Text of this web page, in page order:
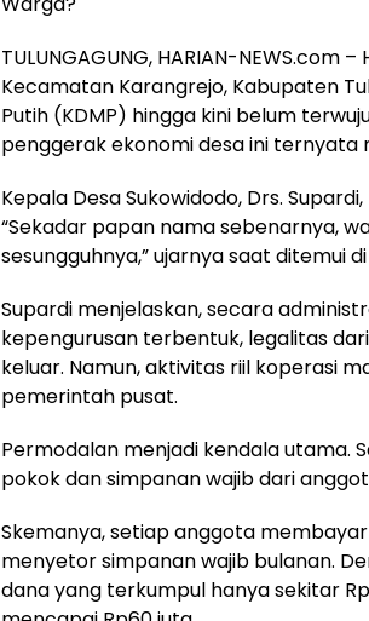
TULUNGAGUNG, HARIAN-
Kecamatan Karangrejo, Kabupaten
Putih (KDMP) hingga kini belum
penggerak ekonomi desa ini ternyata
Kepala Desa Sukowidodo, Drs.
“Sekadar papan nama sebenarnya,
sesungguhnya,” ujarnya saat ditemui
Supardi menjelaskan, secara
kepengurusan terbentuk, legalitas
keluar. Namun, aktivitas riil koperasi
pemerintah pusat.
Permodalan menjadi kendala utama.
pokok dan simpanan wajib dari
Skemanya, setiap anggota
menyetor simpanan wajib bulanan.
dana yang terkumpul hanya sekitar